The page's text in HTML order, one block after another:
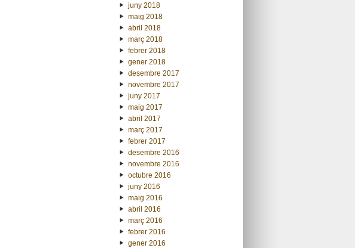
juny 2018
maig 2018
abril 2018
març 2018
febrer 2018
gener 2018
desembre 2017
novembre 2017
juny 2017
maig 2017
abril 2017
març 2017
febrer 2017
desembre 2016
novembre 2016
octubre 2016
juny 2016
maig 2016
abril 2016
març 2016
febrer 2016
gener 2016